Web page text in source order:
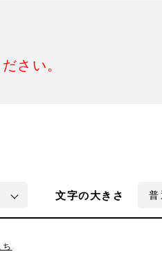
さい。
文字の大きさ